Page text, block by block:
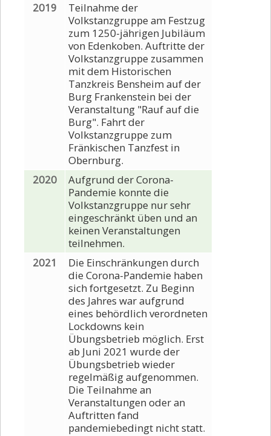
2019
Teilnahme der
Volkstanzgruppe am Festzug
zum 1250-jährigen Jubiläum
von Edenkoben. Auftritte der
Volkstanzgruppe zusammen
mit dem Historischen
Tanzkreis Bensheim auf der
Burg Frankenstein bei der
Veranstaltung "Rauf auf die
Burg". Fahrt der
Volkstanzgruppe zum
Fränkischen Tanzfest in
Obernburg.
2020
Aufgrund der Corona-
Pandemie konnte die
Volkstanzgruppe nur sehr
eingeschränkt üben und an
keinen Veranstaltungen
teilnehmen.
2021
Die Einschränkungen durch
die Corona-Pandemie haben
sich fortgesetzt. Zu Beginn
des Jahres war aufgrund
eines behördlich verordneten
Lockdowns kein
Übungsbetrieb möglich. Erst
ab Juni 2021 wurde der
Übungsbetrieb wieder
regelmäßig aufgenommen.
Die Teilnahme an
Veranstaltungen oder an
Auftritten fand
pandemiebedingt nicht statt.